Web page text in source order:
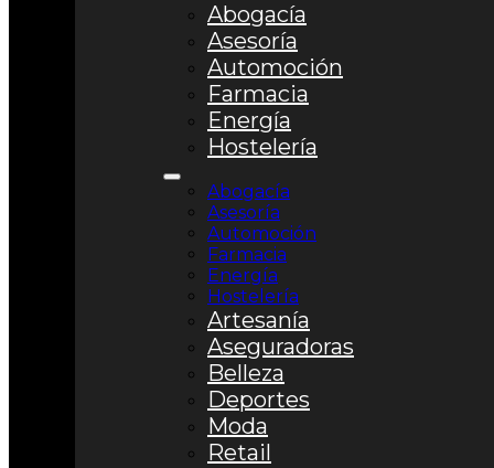
Abogacía
Asesoría
Automoción
Farmacia
Energía
Hostelería
Abogacía
Asesoría
Automoción
Farmacia
Energía
Hostelería
Artesanía
Aseguradoras
Belleza
Deportes
Moda
Retail